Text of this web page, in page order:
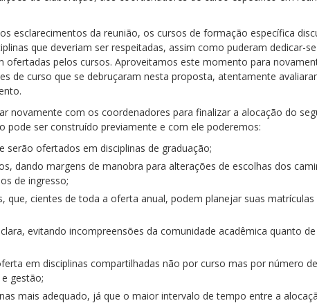
esclarecimentos da reunião, os cursos de formação específica
que deveriam ser respeitadas, assim como puderam dedicar-
pelos cursos. Aproveitamos este momento para
de curso que se debruçaram nesta proposta, atentamente
novamente com os coordenadores para finalizar a alocação do
ser construído previamente e com ele poderemos:
ofertados em disciplinas de graduação;
dando margens de manobra para alterações de escolhas dos
de ingresso;
cientes de toda a oferta anual, podem planejar suas matrículas
evitando incompreensões da comunidade acadêmica quanto de
em disciplinas compartilhadas não por curso mas por número
gestão;
mais adequado, já que o maior intervalo de tempo entre a